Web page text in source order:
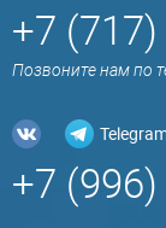
+7
Позвоните нам по
+7